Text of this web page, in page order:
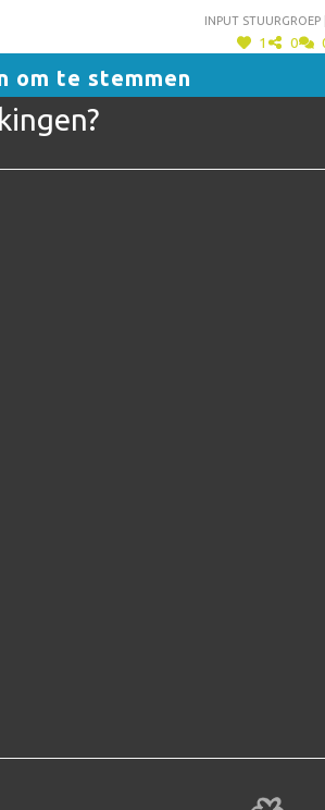
Input stuurgroep |.
1 0
om te stemmen